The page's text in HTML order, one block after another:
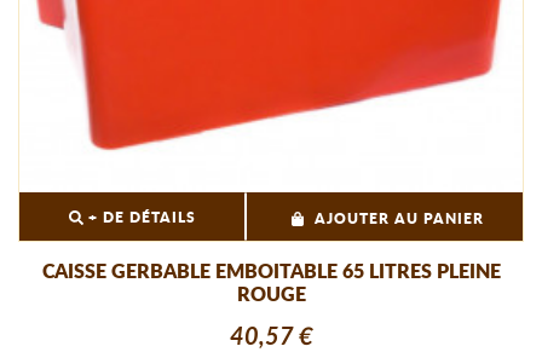
+ DE DÉTAILS AJOUTER AU PANIER
CAISSE GERBABLE EMBOITABLE 65 LITRES PLEINE
ROUGE
40,57 €